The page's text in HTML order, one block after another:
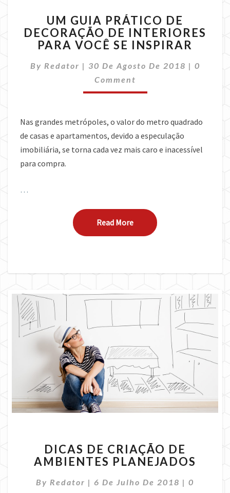
GUIA
PRÁTICO
DE
DE
INTERIORES
INSPIRAR
UM GUIA PRÁTICO DE
DECORAÇÃO DE INTERIORES
PARA VOCÊ SE INSPIRAR
By Redator | 30 De Agosto De 2018 | 0
Comment
Nas grandes metrópoles, o valor do metro quadrado
de casas e apartamentos, devido a especulação
imobiliária, se torna cada vez mais caro e inacessível
para compra.
…
Read MoreRead More
DE
CRIAÇÃO
AMBIENTES
DICAS DE CRIAÇÃO DE
AMBIENTES PLANEJADOS
By Redator | 6 De Julho De 2018 | 0